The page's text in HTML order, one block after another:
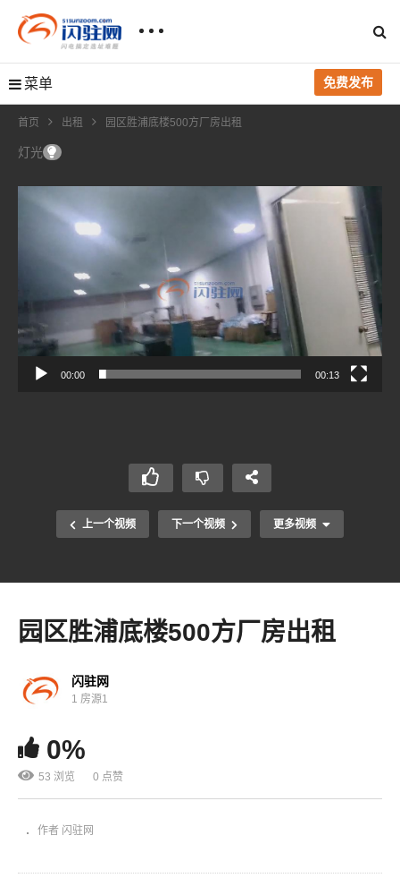
菜单 免费发布
首页 出租 园区胜浦底楼500方厂房出租
灯光
00:00 00:13
上一个视频 下一个视频 更多视频
园区胜浦底楼500方厂房出租
闪驻网
1 房源1
0%
53 浏览 0 点赞
作者 闪驻网